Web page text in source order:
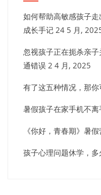
如何帮助高敏感孩子
成长手记 24 5 月,
忽视孩子正在扼杀亲
通错误 2 4 月, 2025
有了这五种情况，那
暑假孩子在家手机不离
《你好，青春期》暑
孩子心理问题休学，多